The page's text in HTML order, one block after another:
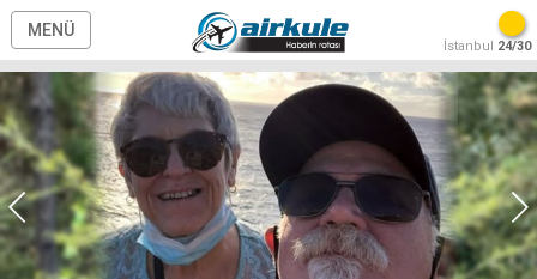
MENÜ
İstanbul 24/30